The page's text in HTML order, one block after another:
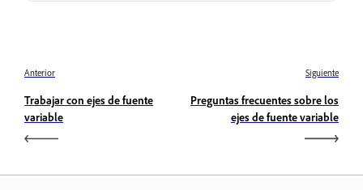
Anterior
Trabajar con ejes de fuente
variable
Siguiente
Preguntas frecuentes sobre los
ejes de fuente variable